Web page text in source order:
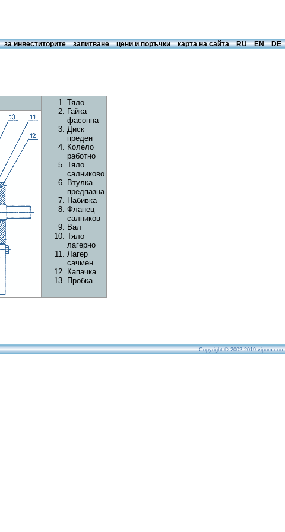
за инвеститорите запитване цени и поръчки карта на сайта RU EN DE
Тяло
Гайка
фасонна
Диск
преден
Колело
работно
Тяло
салниково
Втулка
предпазна
Набивка
Фланец
салников
Вал
Тяло
лагерно
Лагер
сачмен
Капачка
Пробка
Copyright © 2002-2019vipom.com